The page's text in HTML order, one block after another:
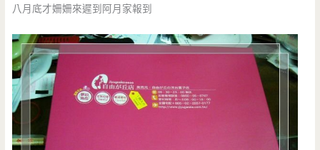
八月底才姍姍來遲到阿月家報到